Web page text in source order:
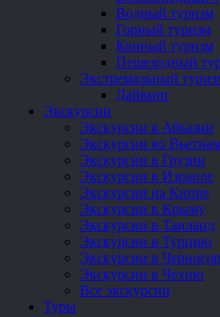
Водный туризм
Горный туризм
Конный туризм
Пешеходный
Экстремальный
Дайвинг
Экскурсии
Экскурсии в Абхазии
Экскурсии во
Экскурсии в Грузии
Экскурсии в Израиле
Экскурсии на Кипре
Экскурсии в Крыму
Экскурсии в Таиланд
Экскурсии в Турцию
Экскурсии в
Экскурсии в Чехию
Все экскурсии
Туры